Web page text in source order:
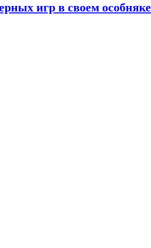
игр в своем особняке